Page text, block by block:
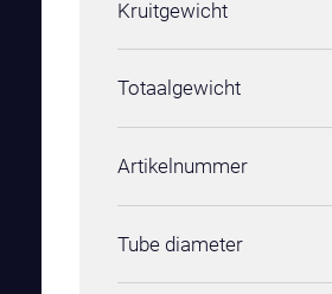
Kruitgewicht
Totaalgewicht
Artikelnummer
Tube diameter